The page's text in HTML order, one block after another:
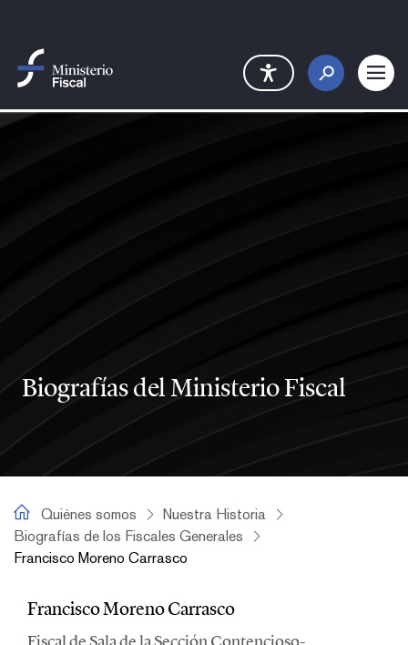
Biografías del Ministerio Fiscal
Francisco Moreno Carrasco
Quiénes somos
Nuestra Historia
Biografías de los Fiscales Generales
Francisco Moreno Carrasco
Francisco Moreno Carrasco
Francisco Moreno Carrasco